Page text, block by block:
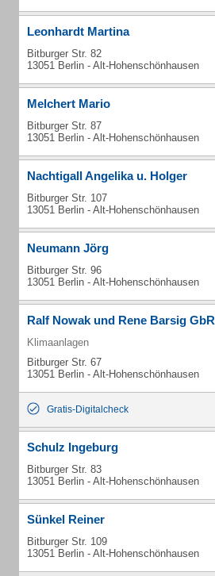
Leonhardt Martina
Bitburger Str. 82
13051 Berlin - Alt-Hohenschönhausen
Melchert Mario
Bitburger Str. 87
13051 Berlin - Alt-Hohenschönhausen
Nachtigall Angelika u. Holger
Bitburger Str. 107
13051 Berlin - Alt-Hohenschönhausen
Neumann Jörg
Bitburger Str. 96
13051 Berlin - Alt-Hohenschönhausen
Ralf Nowak und Rene Barsig GbR
Klimaanlagen
Bitburger Str. 67
13051 Berlin - Alt-Hohenschönhausen
Gratis-Digitalcheck
Schulz Ingeburg
Bitburger Str. 83
13051 Berlin - Alt-Hohenschönhausen
Sünkel Reiner
Bitburger Str. 109
13051 Berlin - Alt-Hohenschönhausen